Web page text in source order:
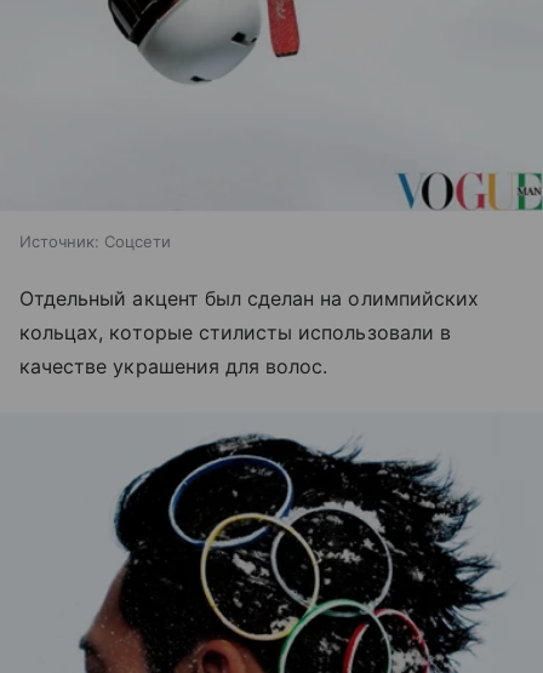
Источник: Соцсети
Отдельный акцент был сделан на олимпийских
кольцах, которые стилисты использовали в
качестве украшения для волос.